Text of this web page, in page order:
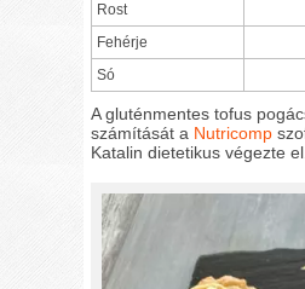
Rost
Fehérje
Só
A gluténmentes tofus
számítását a Nutricomp
Katalin dietetikus végezte